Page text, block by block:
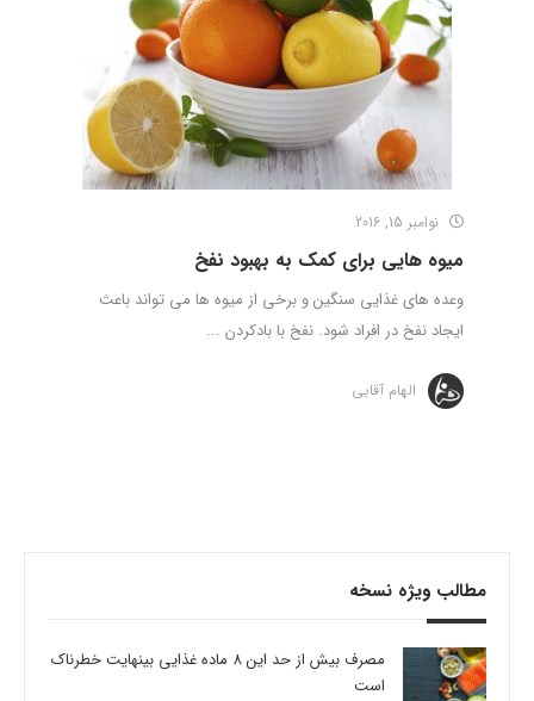
نوامبر 15, 2016
میوه هایی برای کمک به بهبود نفخ
وعده های غذایی سنگین و برخی از میوه ها می تواند باعث
ایجاد نفخ در افراد شود. نفخ با بادکردن ...
الهام آقایی
مطالب ویژه نسخه
مصرف بیش از حد این 8 ماده غذایی بینهایت خطرناک
است